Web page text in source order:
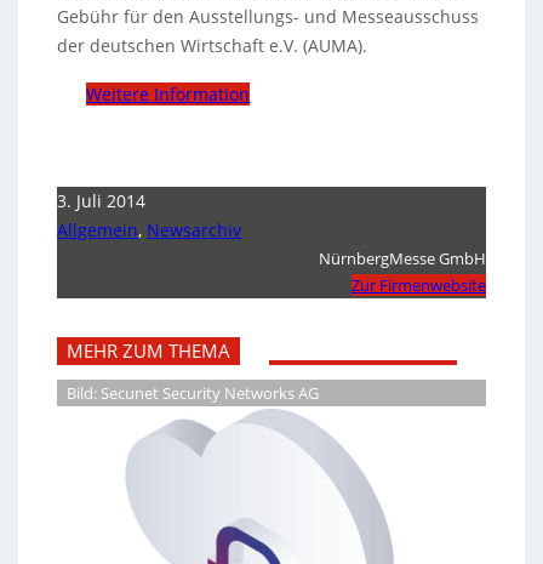
Gebühr für den Ausstellungs- und Messeausschuss
der deutschen Wirtschaft e.V. (AUMA).
Weitere Information
3. Juli 2014
Allgemein, Newsarchiv
NürnbergMesse GmbH
Zur Firmenwebsite
MEHR ZUM THEMA
Bild: Secunet Security Networks AG